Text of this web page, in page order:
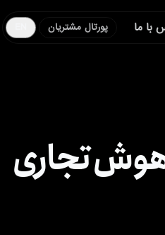
با ما پورتال مشتریان
هوش تجاری